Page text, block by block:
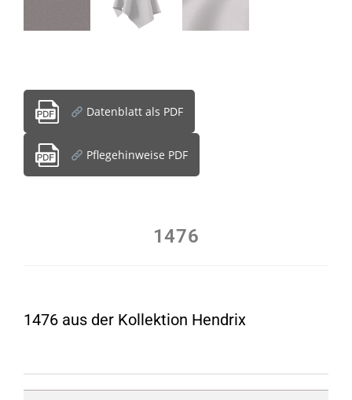
Datenblatt als PDF
Pflegehinweise PDF
1476
1476 aus der Kollektion Hendrix